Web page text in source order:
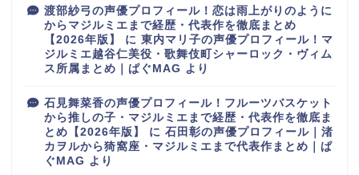
渡部紗弓の声優プロフィール！恋は雨上がりのように
からマジルミエまで経歴・代表作を徹底まとめ
【2026年版】
に 東内マリ子の声優プロフィール！マ
ジルミエ越谷仁美役・歌舞伎町シャーロック・ヴィム
ス所属まとめ｜ぱぐMAG より
石見舞菜香の声優プロフィール！フルーツバスケット
から推しの子・マジルミエまで経歴・代表作を徹底ま
とめ【2026年版】
に 石田彰の声優プロフィール｜渚
カヲルから猗窩座・マジルミエまで代表作まとめ｜ぱ
ぐMAG より